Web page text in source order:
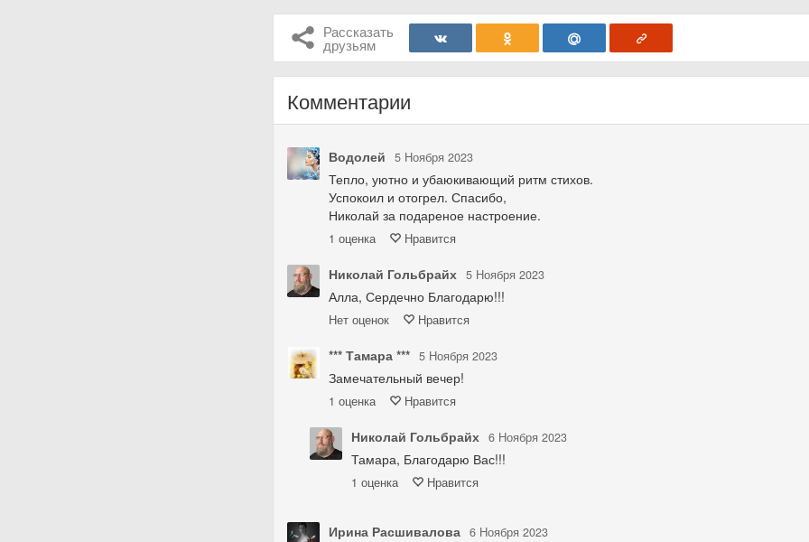
Рассказать
друзьям
Комментарии
Водолей 5 Ноября 2023
Тепло, уютно и убаюкивающий ритм стихов.
Успокоил и отогрел. Спасибо,
Николай за подареное настроение.
1 оценка Нравится
Николай Гольбрайх 5 Ноября 2023
Алла, Сердечно Благодарю!!!
Нет оценок Нравится
*** Тамара *** 5 Ноября 2023
Замечательный вечер!
1 оценка Нравится
Николай Гольбрайх 6 Ноября 2023
Тамара, Благодарю Вас!!!
1 оценка Нравится
Ирина Расшивалова 6 Ноября 2023